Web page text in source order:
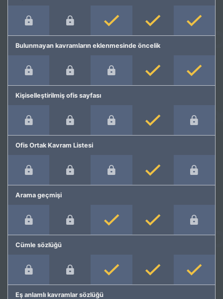
Bulunmayan kavramların eklenmesinde öncelik
Kişiselleştirilmiş ofis sayfası
Ofis Ortak Kavram Listesi
Arama geçmişi
Cümle sözlüğü
Eş anlamlı kavramlar sözlüğü